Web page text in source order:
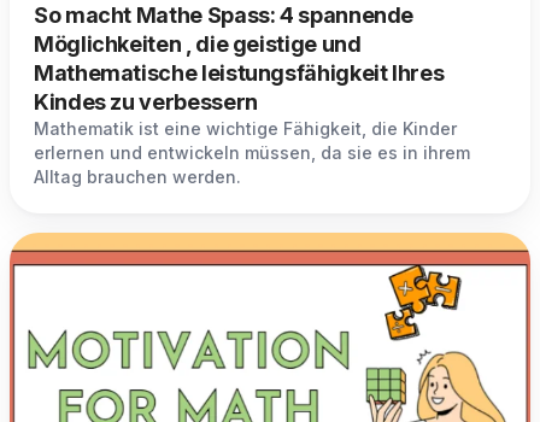
So macht Mathe Spass: 4 spannende
Möglichkeiten , die geistige und
Mathematische leistungsfähigkeit Ihres
Kindes zu verbessern
Mathematik ist eine wichtige Fähigkeit, die Kinder
erlernen und entwickeln müssen, da sie es in ihrem
Alltag brauchen werden.